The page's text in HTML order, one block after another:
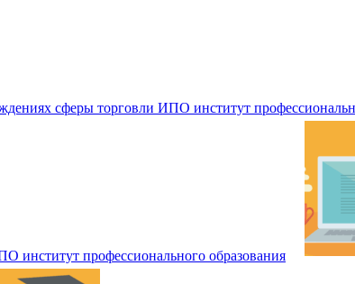
сферы торговли ИПО институт
институт профессионального образования